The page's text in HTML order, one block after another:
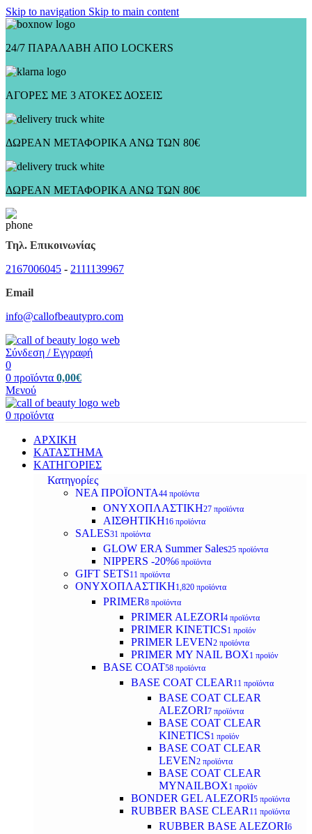
Skip to navigation Skip to main content
24/7 ΠΑΡΑΛΑΒΗ ΑΠΟ LOCKERS
ΑΓΟΡΕΣ ΜΕ 3 ΑΤΟΚΕΣ ΔΟΣΕΙΣ
ΔΩΡΕΑΝ ΜΕΤΑΦΟΡΙΚΑ ΑΝΩ ΤΩΝ 80€
ΔΩΡΕΑΝ ΜΕΤΑΦΟΡΙΚΑ ΑΝΩ ΤΩΝ 80€
Τηλ. Επικοινωνίας
2167006045 - 2111139967
Email
info@callofbeautypro.com
Σύνδεση / Εγγραφή
0
0 προϊόντα 0,00€
Μενού
0 προϊόντα
ΑΡΧΙΚΗ
ΚΑΤΑΣΤΗΜΑ
ΚΑΤΗΓΟΡΙΕΣ
Κατηγορίες
ΝΕΑ ΠΡΟΪΟΝΤΑ44 προϊόντα
ΟΝΥΧΟΠΛΑΣΤΙΚΗ27 προϊόντα
ΑΙΣΘΗΤΙΚΗ16 προϊόντα
SALES31 προϊόντα
GLOW ERA Summer Sales25 προϊόντα
NIPPERS -20%6 προϊόντα
GIFT SETS11 προϊόντα
ΟΝΥΧΟΠΛΑΣΤΙΚΗ1,820 προϊόντα
PRIMER8 προϊόντα
PRIMER ALEZORI4 προϊόντα
PRIMER KINETICS1 προϊόν
PRIMER LEVEN2 προϊόντα
PRIMER MY NAIL BOX1 προϊόν
BASE COAT58 προϊόντα
BASE COAT CLEAR 11 προϊόντα
BASE COAT CLEAR
ALEZORI7 προϊόντα
BASE COAT CLEAR
KINETICS1 προϊόν
BASE COAT CLEAR
LEVEN2 προϊόντα
BASE COAT CLEAR
MYNAILBOX1 προϊόν
BONDER GEL ALEZORI5 προϊόντα
RUBBER BASE CLEAR 11 προϊόντα
RUBBER BASE ALEZORI6